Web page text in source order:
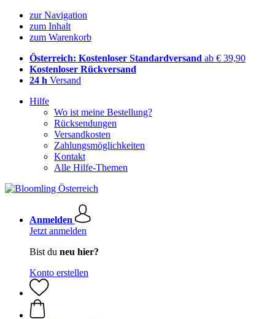
zur Navigation
zum Inhalt
zum Warenkorb
Österreich: Kostenloser Standardversand ab € 39,90
Kostenloser Rückversand
24 h Versand
Hilfe
Wo ist meine Bestellung?
Rücksendungen
Versandkosten
Zahlungsmöglichkeiten
Kontakt
Alle Hilfe-Themen
Anmelden
Jetzt anmelden
Bist du neu hier?
Konto erstellen